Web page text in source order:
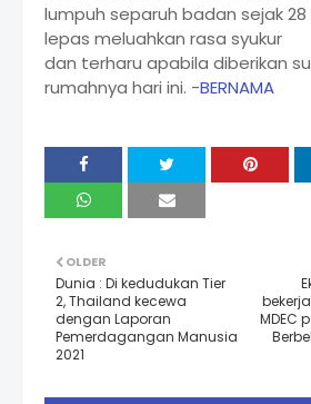
lumpuh separuh badan sejak
lepas meluahkan rasa syukur
dan terharu apabila diberikan
rumahnya hari ini. -BERNAMA
MDEC
OLDER
Dunia : Di kedudukan Tier
2, Thailand kecewa
dengan Laporan
Pemerdagangan Manusia
2021